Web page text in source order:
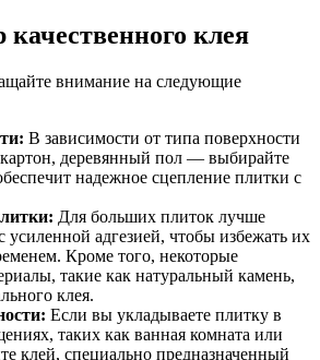
клея
внимание на следующие
В зависимости от типа поверхности
деревянный пол — выбирайте
надежное сцепление плитки с
Для больших плиток лучше
усиленной адгезией, чтобы избежать их
Кроме того, некоторые
такие как натуральный камень,
клея.
Если вы укладываете плитку в
таких как ванная комната или
клей, специально предназначенный